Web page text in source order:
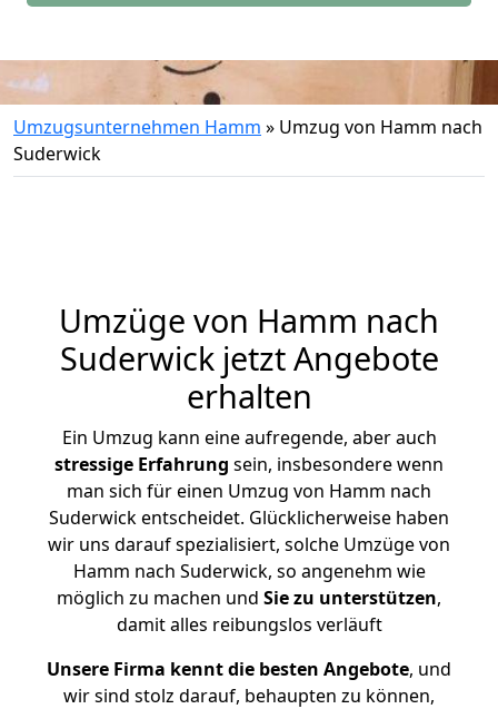
Umzugsunternehmen Hamm » Umzug von Hamm nach
Suderwick
Umzüge von Hamm nach
Suderwick jetzt Angebote
erhalten
Ein Umzug kann eine aufregende, aber auch
stressige Erfahrung sein, insbesondere wenn
man sich für einen Umzug von Hamm nach
Suderwick entscheidet. Glücklicherweise haben
wir uns darauf spezialisiert, solche Umzüge von
Hamm nach Suderwick, so angenehm wie
möglich zu machen und Sie zu unterstützen,
damit alles reibungslos verläuft
Unsere Firma kennt die besten Angebote, und
wir sind stolz darauf, behaupten zu können,